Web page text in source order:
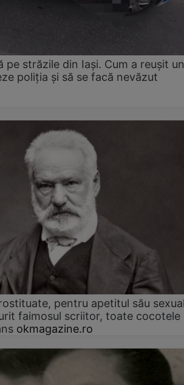
pe străzile din Iași. Cum a reușit un
poliția și să se facă nevăzut
pentru apetitul său
faimosul scriitor, toate cocotele
okmagazine.ro